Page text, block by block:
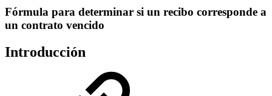
Fórmula para determinar si un recibo corresponde a
un contrato vencido
Introducción